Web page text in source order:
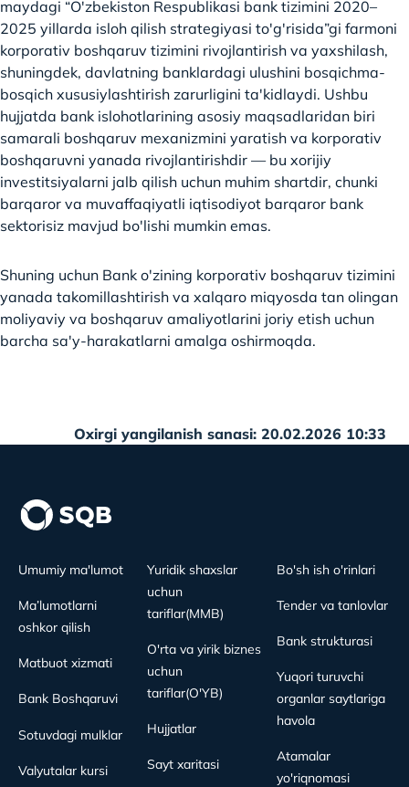
maydagi “O'zbekiston Respublikasi bank tizimini 2020–
2025 yillarda isloh qilish strategiyasi to'g'risida”gi farmoni
korporativ boshqaruv tizimini rivojlantirish va yaxshilash,
shuningdek, davlatning banklardagi ulushini bosqichma-
bosqich xususiylashtirish zarurligini ta'kidlaydi. Ushbu
hujjatda bank islohotlarining asosiy maqsadlaridan biri
samarali boshqaruv mexanizmini yaratish va korporativ
boshqaruvni yanada rivojlantirishdir — bu xorijiy
investitsiyalarni jalb qilish uchun muhim shartdir, chunki
barqaror va muvaffaqiyatli iqtisodiyot barqaror bank
sektorisiz mavjud bo'lishi mumkin emas.
Shuning uchun Bank o'zining korporativ boshqaruv tizimini
yanada takomillashtirish va xalqaro miqyosda tan olingan
moliyaviy va boshqaruv amaliyotlarini joriy etish uchun
barcha sa'y-harakatlarni amalga oshirmoqda.
Oxirgi yangilanish sanasi: 20.02.2026 10:33
Umumiy ma'lumot
Ma’lumotlarni
oshkor qilish
Matbuot xizmati
Bank Boshqaruvi
Sotuvdagi mulklar
Valyutalar kursi
Yuridik shaxslar
uchun
tariflar(MMB)
O'rta va yirik biznes
uchun
tariflar(O'YB)
Hujjatlar
Sayt xaritasi
Bo'sh ish o'rinlari
Tender va tanlovlar
Bank strukturasi
Yuqori turuvchi
organlar saytlariga
havola
Atamalar
yo'riqnomasi